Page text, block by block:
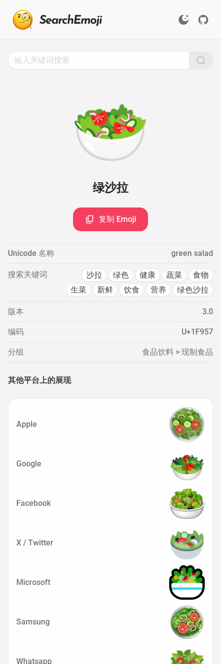
🥗
绿沙拉
复制 Emoji
Unicode 名称 green salad
搜索关键词 沙拉 绿色 健康 蔬菜
食物
生菜
新鲜 饮食 营养 绿色沙拉
版本 3.0
编码 U+1F957
分组 食品饮料 > 现制食品
其他平台上的展现
Apple
Google
Facebook
X / Twitter
Microsoft
Samsung
Whatsapp